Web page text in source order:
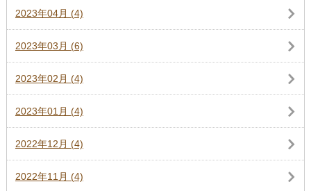
2023年04月 (4)
2023年03月 (6)
2023年02月 (4)
2023年01月 (4)
2022年12月 (4)
2022年11月 (4)